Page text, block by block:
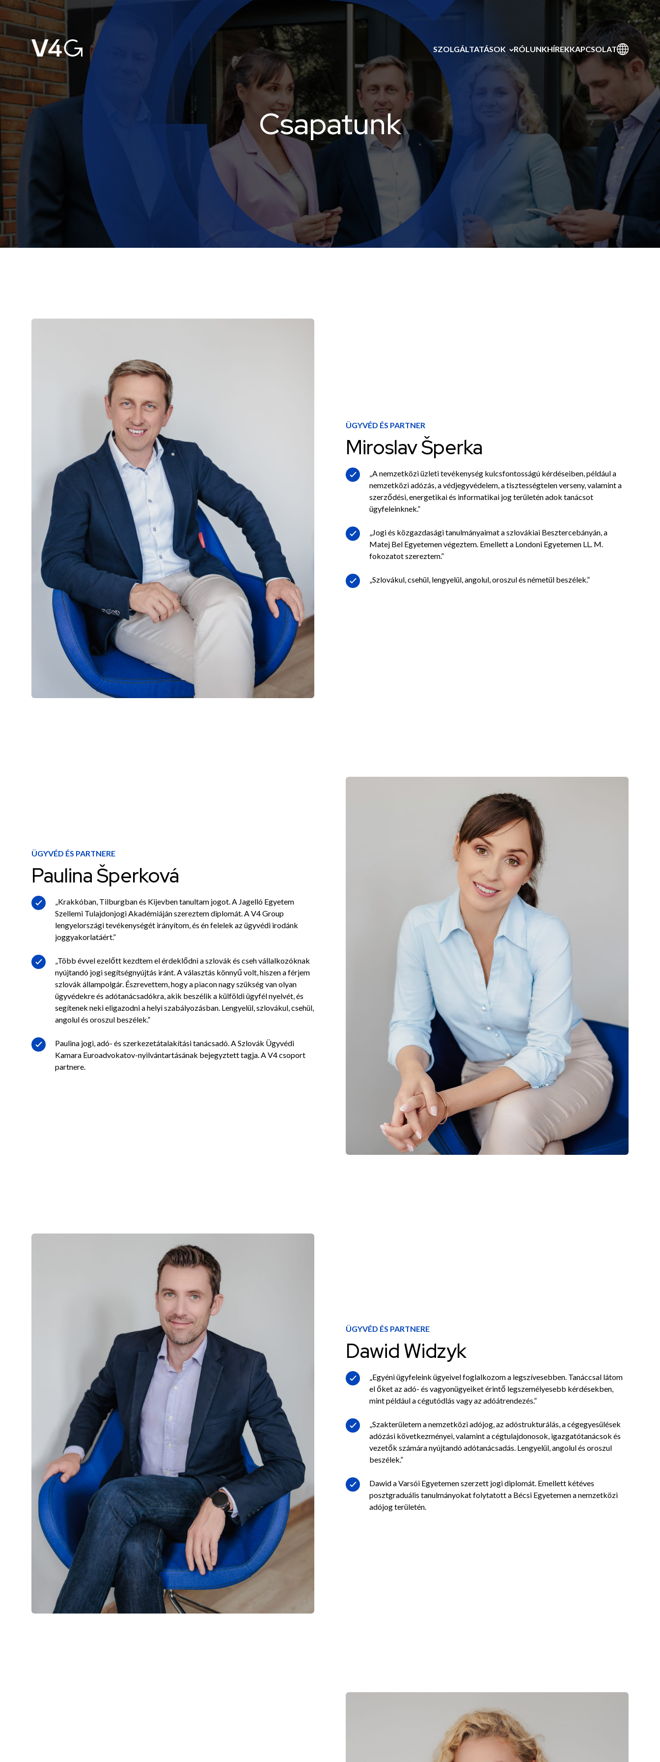
SZOLGÁLTATÁSOK RÓLUNKHÍREKKAPCSOLAT
Csapatunk
ÜGYVÉD ÉS PARTNER
Miroslav Šperka
„A nemzetközi üzleti tevékenység kulcsfontosságú kérdéseiben, például a
nemzetközi adózás, a védjegyvédelem, a tisztességtelen verseny, valamint a
szerződési, energetikai és informatikai jog területén adok tanácsot
ügyfeleinknek.”
„Jogi és közgazdasági tanulmányaimat a szlovákiai Besztercebányán, a
Matej Bel Egyetemen végeztem. Emellett a Londoni Egyetemen LL. M.
fokozatot szereztem.”
„Szlovákul, csehül, lengyelül, angolul, oroszul és németül beszélek.”
ÜGYVÉD ÉS PARTNERE
Paulina Šperková
„Krakkóban, Tilburgban és Kijevben tanultam jogot. A Jagelló Egyetem
Szellemi Tulajdonjogi Akadémiáján szereztem diplomát. A V4 Group
lengyelországi tevékenységét irányítom, és én felelek az ügyvédi irodánk
joggyakorlatáért.”
„Több évvel ezelőtt kezdtem el érdeklődni a szlovák és cseh vállalkozóknak
nyújtandó jogi segítségnyújtás iránt. A választás könnyű volt, hiszen a férjem
szlovák állampolgár. Észrevettem, hogy a piacon nagy szükség van olyan
ügyvédekre és adótanácsadókra, akik beszélik a külföldi ügyfél nyelvét, és
segítenek neki eligazodni a helyi szabályozásban. Lengyelül, szlovákul, csehül,
angolul és oroszul beszélek.”
Paulina jogi, adó- és szerkezetátalakítási tanácsadó. A Szlovák Ügyvédi
Kamara Euroadvokatov-nyilvántartásának bejegyztett tagja. A V4 csoport
partnere.
ÜGYVÉD ÉS PARTNERE
Dawid Widzyk
„Egyéni ügyfeleink ügyeivel foglalkozom a legszívesebben. Tanáccsal látom
el őket az adó- és vagyonügyeiket érintő legszemélyesebb kérdésekben,
mint például a cégutódlás vagy az adóátrendezés.”
„Szakterületem a nemzetközi adójog, az adóstrukturálás, a cégegyesülések
adózási következményei, valamint a cégtulajdonosok, igazgatótanácsok és
vezetők számára nyújtandó adótanácsadás. Lengyelül, angolul és oroszul
beszélek.”
Dawid a Varsói Egyetemen szerzett jogi diplomát. Emellett kétéves
posztgraduális tanulmányokat folytatott a Bécsi Egyetemen a nemzetközi
adójog területén.